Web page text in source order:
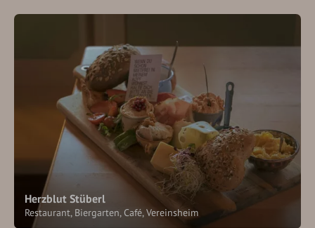
Herzblut Stüberl
Restaurant, Biergarten, Café, Vereinsheim